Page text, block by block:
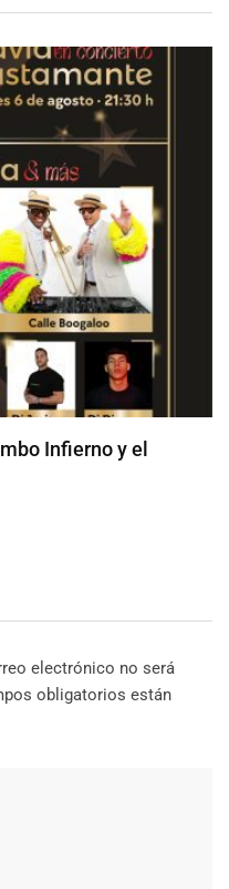
Infierno y el
electrónico no será
obligatorios están